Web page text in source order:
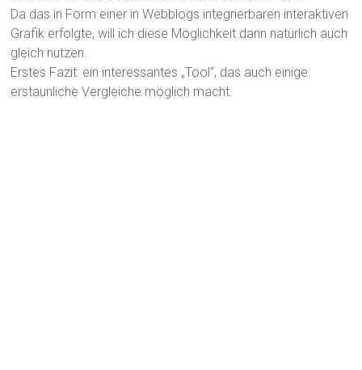
Da das in Form einer in Webblogs integrierbaren interaktiven
Grafik erfolgte, will ich diese Möglichkeit dann natürlich auch
gleich nutzen.
Erstes Fazit: ein interessantes „Tool“, das auch einige
erstaunliche Vergleiche möglich macht.